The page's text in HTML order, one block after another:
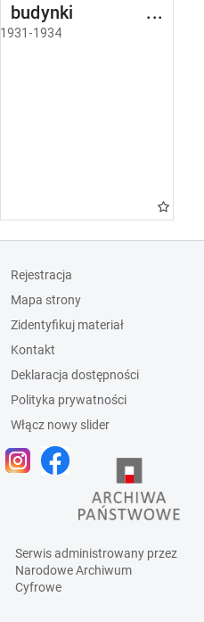
budynki w
Częstochowie
1931-1934
Rejestracja
Mapa strony
Zidentyfikuj materiał
Kontakt
Deklaracja dostępności
Polityka prywatności
Włącz nowy slider
Serwis administrowany przez
Narodowe Archiwum
Cyfrowe